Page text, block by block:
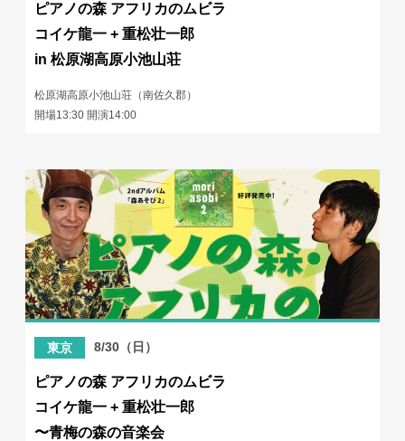
ピアノの森 アフリカのムビラ
コイケ龍一 + 重松壮一郎
in 松原湖高原小池山荘
松原湖高原小池山荘（南佐久郡）
開場13:30 開演14:00
東京 8/30（日）
ピアノの森 アフリカのムビラ
コイケ龍一 + 重松壮一郎
〜青梅の森の音楽会